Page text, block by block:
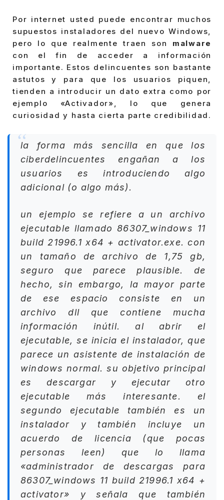
Por internet usted puede encontrar muchos
supuestos instaladores del nuevo Windows,
pero lo que realmente traen son malware
con el fin de acceder a información
importante. Estos delincuentes son bastante
astutos y para que los usuarios piquen,
tienden a introducir un dato extra como por
ejemplo «Activador», lo que genera
curiosidad y hasta cierta parte credibilidad.
la forma más sencilla en que los
ciberdelincuentes engañan a los
usuarios es introduciendo algo
adicional (o algo más).
un ejemplo se refiere a un archivo
ejecutable llamado 86307_windows 11
build 21996.1 x64 + activator.exe. con
un tamaño de archivo de 1,75 gb,
seguro que parece plausible. de
hecho, sin embargo, la mayor parte
de ese espacio consiste en un
archivo dll que contiene mucha
información inútil. al abrir el
ejecutable, se inicia el instalador, que
parece un asistente de instalación de
windows normal. su objetivo principal
es descargar y ejecutar otro
ejecutable más interesante. el
segundo ejecutable también es un
instalador y también incluye un
acuerdo de licencia (que pocas
personas leen) que lo llama
«administrador de descargas para
86307_windows 11 build 21996.1 x64 +
activator» y señala que también